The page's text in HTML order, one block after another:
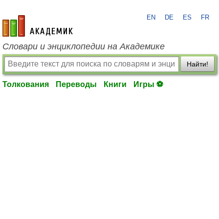
academic.ru
EN DE ES FR
Словари и энциклопедии на Академике
Найти!
Толкования Переводы Книги Игры ⚽